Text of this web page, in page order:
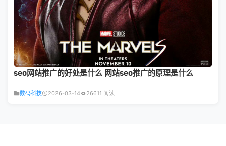
seo网站推广的好处是什么 网站seo推广的原理是什么
数码科技 2026-03-14 26611 阅读